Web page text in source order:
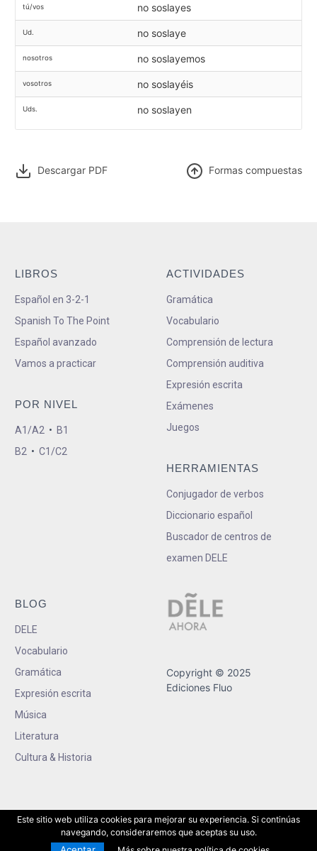
tú/vos no soslayes
Ud. no soslaye
nosotros no soslayemos
vosotros no soslayéis
Uds. no soslayen
Descargar PDF Formas compuestas
LIBROS
Español en 3-2-1
Spanish To The Point
Español avanzado
Vamos a practicar
POR NIVEL
A1/A2 • B1
B2 • C1/C2
ACTIVIDADES
Gramática
Vocabulario
Comprensión de lectura
Comprensión auditiva
Expresión escrita
Exámenes
Juegos
HERRAMIENTAS
Conjugador de verbos
Diccionario español
Buscador de centros de
examen DELE
BLOG
DELE
Vocabulario
Gramática
Expresión escrita
Música
Literatura
Cultura & Historia
Copyright © 2025
Ediciones Fluo
Este sitio web utiliza cookies para mejorar su experiencia. Si continúas
navegando, consideraremos que aceptas su uso.